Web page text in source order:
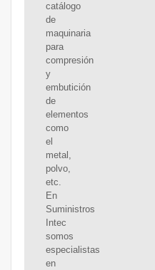
catálogo
de
maquinaria
para
compresión
y
embutición
de
elementos
como
el
metal,
polvo,
etc.
En
Suministros
Intec
somos
especialistas
en